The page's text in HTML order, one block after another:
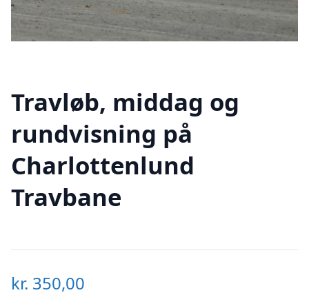
Travløb, middag og
rundvisning på
Charlottenlund
Travbane
kr. 350,00